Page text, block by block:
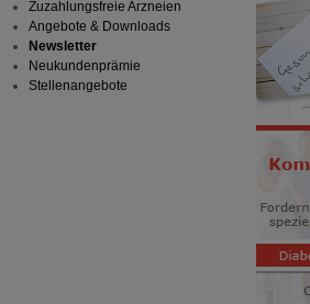
Zuzahlungsfreie Arzneien
Angebote & Downloads
Newsletter
Neukundenprämie
Stellenangebote